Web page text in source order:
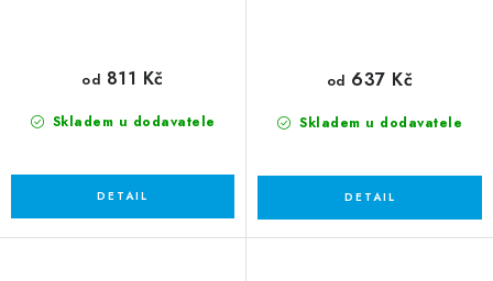
Skladem u dodavatele
od 811 Kč
Skladem u dodavatele
od 637 Kč